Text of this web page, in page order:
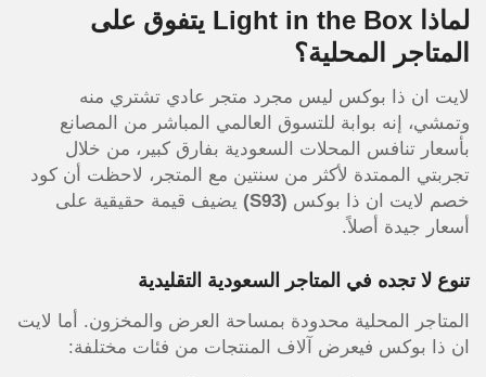
لماذا Light in the Box يتفوق على
المتاجر المحلية؟
لايت ان ذا بوكس ليس مجرد متجر عادي تشتري منه
وتمشي، إنه بوابة للتسوق العالمي المباشر من المصانع
بأسعار تنافس المحلات السعودية بفارق كبير، من خلال
تجربتي الممتدة لأكثر من سنتين مع المتجر، لاحظت أن كود
خصم لايت ان ذا بوكس (S93)
يضيف قيمة حقيقية على
أسعار جيدة أصلاً.
تنوع لا تجده في المتاجر السعودية التقليدية
المتاجر المحلية محدودة بمساحة العرض والمخزون. أما لايت
ان ذا بوكس فيعرض آلاف المنتجات من فئات مختلفة: